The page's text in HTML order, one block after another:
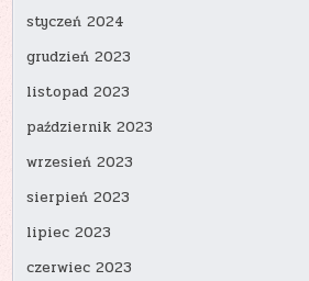
styczeń 2024
grudzień 2023
listopad 2023
październik 2023
wrzesień 2023
sierpień 2023
lipiec 2023
czerwiec 2023